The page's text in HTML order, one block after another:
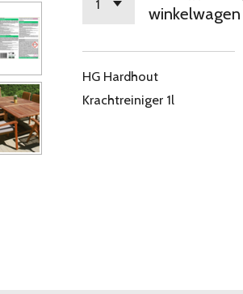
winkelwagen
HG Hardhout
Krachtreiniger 1l